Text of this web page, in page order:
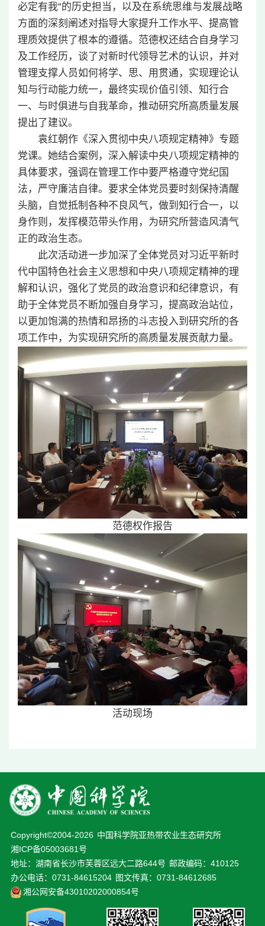
必定有我“的历史担当，以及在系统思维与发展战略
方面的深刻阐述对指导大家提升工作水平、提高管
理质效提供了根本的遵循。范德权还结合自身学习
及工作经历，谈了对新时代领导艺术的认识，并对
管理支撑人员如何将学、思、用贯通，实现理论认
知与行动能力统一，最终实现价值引领、知行合
一、与时俱进与自我革命，推动研究所高质量发展
提出了建议。
袁红朝作《深入贯彻中央八项规定精神》专题
党课。她结合案例，深入解读中央八项规定精神的
具体要求，强调在管理工作中要严格遵守党纪国
法，严守廉洁自律。要求全体党员要时刻保持清醒
头脑，自觉抵制各种不良风气，做到知行合一，以
身作则，发挥模范带头作用，为研究所营造风清气
正的政治生态。
此次活动进一步加深了全体党员对习近平新时
代中国特色社会主义思想和中央八项规定精神的理
解和认识，强化了党员的政治意识和纪律意识，有
助于全体党员不断加强自身学习，提高政治站位，
以更加饱满的热情和昂扬的斗志投入到研究所的各
项工作中，为实现研究所的高质量发展贡献力量。
范德权作报告
活动现场
Copyright©2004-2026 中国科学院亚热带农业生态研究所
湘ICP备05003681号
地址：湖南省长沙市芙蓉区远大二路644号 邮政编码：410125
办公电话：0731-84615204 图文传真：0731-84612685
湘公网安备43010202000854号